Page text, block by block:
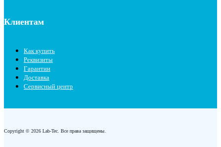
Клиентам
Как купить
Реквизиты
Гарантии
Доставка
Сервисный центр
Copyright © 2026 Lab-Tec. Все права защищены.